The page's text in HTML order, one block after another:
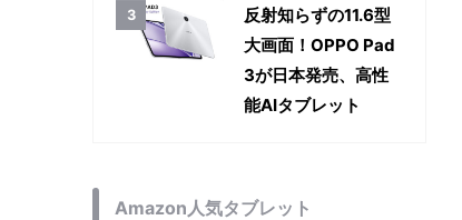
反射知らずの11.6型
大画面！OPPO Pad
3が日本発売、高性
能AIタブレット
Amazon人気タブレット